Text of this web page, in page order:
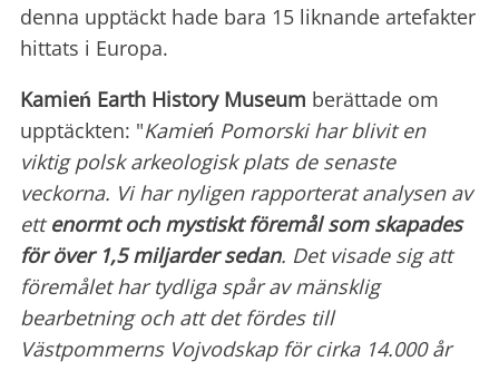
denna upptäckt hade bara 15 liknande artefakter
hittats i Europa.
Kamień Earth History Museum berättade om
upptäckten: "Kamień Pomorski har blivit en
viktig polsk arkeologisk plats de senaste
veckorna. Vi har nyligen rapporterat analysen av
ettenormt och mystiskt föremål som skapades
för över 1,5 miljarder sedan. Det visade sig att
föremålet har tydliga spår av mänsklig
bearbetning och att det fördes till
Västpommerns Vojvodskap för cirka 14.000 år